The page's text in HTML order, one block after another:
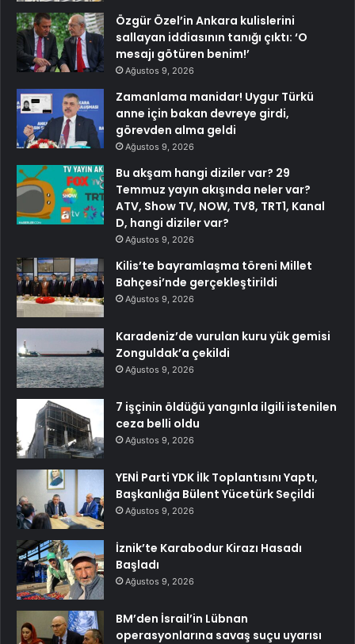
Özgür Özel’in Ankara kulislerini
sallayan iddiasının tanığı çıktı: ‘O
mesajı götüren benim!’
Ağustos 9, 2026
Zamanlama manidar! Uygur Türkü
anne için bakan devreye girdi,
görevden alma geldi
Ağustos 9, 2026
Bu akşam hangi diziler var? 29
Temmuz yayın akışında neler var?
ATV, Show TV, NOW, TV8, TRT1, Kanal
D, hangi diziler var?
Ağustos 9, 2026
Kilis’te bayramlaşma töreni Millet
Bahçesi’nde gerçekleştirildi
Ağustos 9, 2026
Karadeniz’de vurulan kuru yük gemisi
Zonguldak’a çekildi
Ağustos 9, 2026
7 işçinin öldüğü yangınla ilgili istenilen
ceza belli oldu
Ağustos 9, 2026
YENİ Parti YDK İlk Toplantısını Yaptı,
Başkanlığa Bülent Yücetürk Seçildi
Ağustos 9, 2026
İznik’te Karabodur Kirazı Hasadı
Başladı
Ağustos 9, 2026
BM’den İsrail’in Lübnan
operasyonlarına savaş suçu uyarısı